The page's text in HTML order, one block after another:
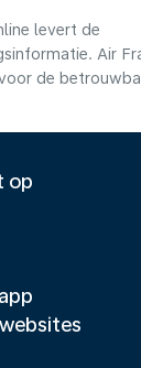
levert de
Air
de
op